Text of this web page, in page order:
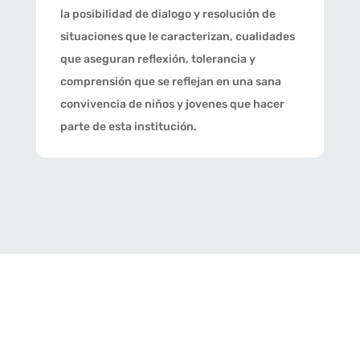
la posibilidad de dialogo y resolución de
situaciones que le caracterizan, cualidades
que aseguran reflexión, tolerancia y
comprensión que se reflejan en una sana
convivencia de niños y jovenes que hacer
parte de esta institución.